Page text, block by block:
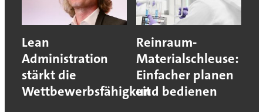
Lean
Administration
stärkt die
Wettbewerbsfähigkeit
Reinraum-
Materialschleuse:
Einfacher planen
und bedienen